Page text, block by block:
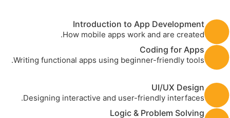
Introduction to App Development
How mobile apps work and are created.
Coding for Apps
Writing functional apps using beginner-friendly tools.
UI/UX Design
Designing interactive and user-friendly interfaces.
Logic & Problem Solving